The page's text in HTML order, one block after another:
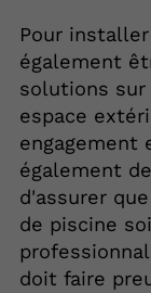
Pour
également
solutions sur
espace
engagement
également
d'assurer
de piscine
doit faire